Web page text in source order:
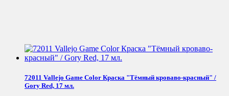
72011 Vallejo Game Color Краска "Тёмный кроваво-красный" /
Gory Red, 17 мл.